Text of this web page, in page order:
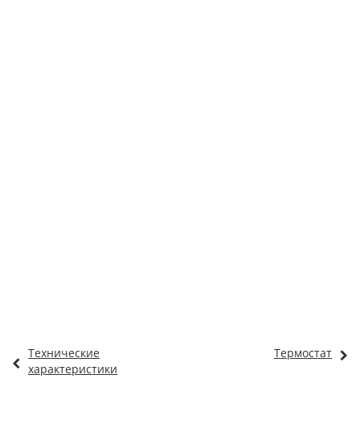
Технические
характеристики
Термостат